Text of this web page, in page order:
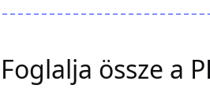
Foglalja össze a